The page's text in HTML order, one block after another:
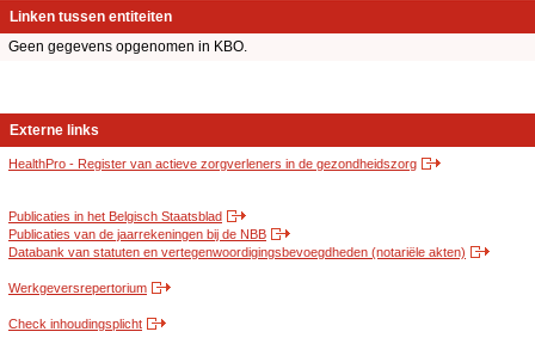
Linken tussen entiteiten
Geen gegevens opgenomen in KBO.
Externe links
HealthPro - Register van actieve zorgverleners in de gezondheidszorg
Publicaties in het Belgisch Staatsblad
Publicaties van de jaarrekeningen bij de NBB
Databank van statuten en vertegenwoordigingsbevoegdheden (notariële akten)
Werkgeversrepertorium
Check inhoudingsplicht